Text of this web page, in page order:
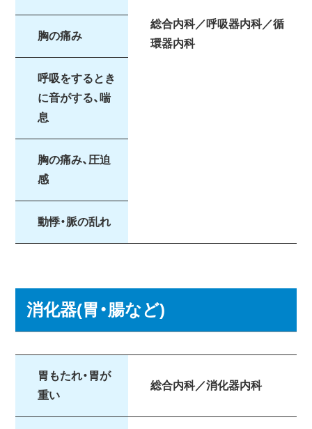
胸の痛み
呼吸をするとき
に音がする、喘
息
胸の痛み、圧迫
感
動悸・脈の乱れ
総合内科／呼吸器内科／循
環器内科
消化器(胃・腸など)
胃もたれ・胃が
重い
総合内科／消化器内科